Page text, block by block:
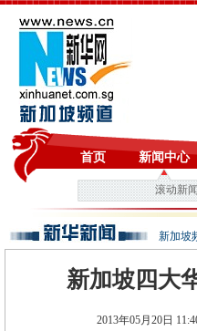
新加坡
新加坡四大
2013年05月20日